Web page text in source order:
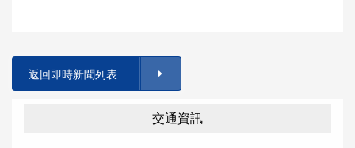
返回即時新聞列表
交通資訊